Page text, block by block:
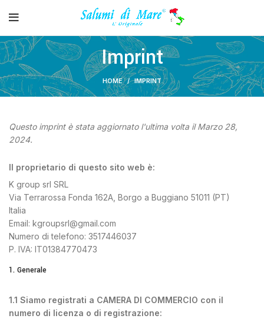
Imprint
HOME IMPRINT
Questo imprint è stata aggiornato l'ultima volta il Marzo 28,
2024.
Il proprietario di questo sito web è:
K group srl SRL
Via Terrarossa Fonda 162A, Borgo a Buggiano 51011 (PT)
Italia
Email: kgroupsrl@gmail.com
Numero di telefono: 3517446037
P. IVA: IT01384770473
1. Generale
1.1 Siamo registrati a CAMERA DI COMMERCIO con il
numero di licenza o di registrazione: